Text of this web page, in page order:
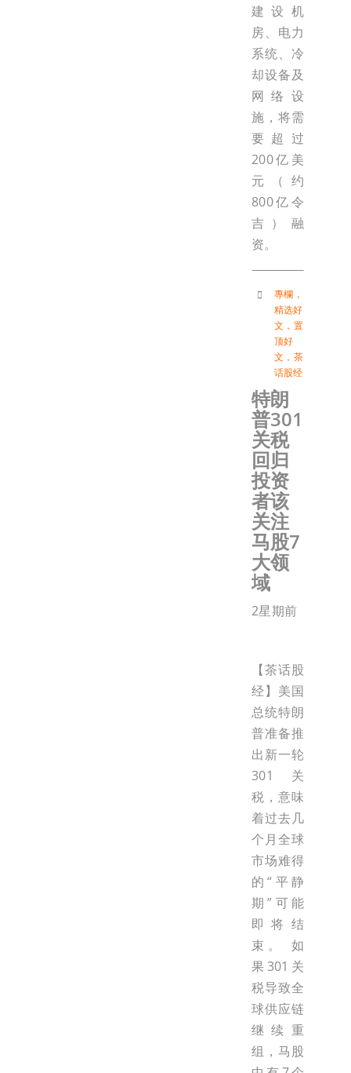
建设机
房、电力
系统、冷
却设备及
网络设
施，将需
要超过
200亿美
元（约
800亿令
吉）融
资。
專欄 ，
精选好
文 ， 置
顶好
文 ， 茶
话股经
特朗
普301
关税
回归
投资
者该
关注
马股7
大领
域
2星期前
【茶话股
经】美国
总统特朗
普准备推
出新一轮
301关
税，意味
着过去几
个月全球
市场难得
的“平静
期”可能
即将结
束。 如
果301关
税导致全
球供应链
继续重
组，马股